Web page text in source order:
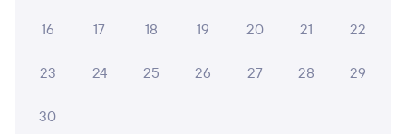
Подробные ответы на вопросы о поездке или
16 17 18 19 20 21 22
23 24 25 26 27 28 29
30